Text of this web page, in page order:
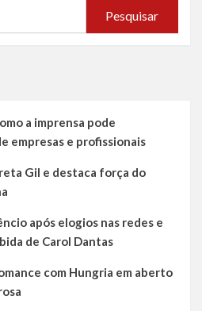
a imprensa pode
empresas e profissionais
Gil e destaca força do
após elogios nas redes e
de Carol Dantas
com Hungria em aberto